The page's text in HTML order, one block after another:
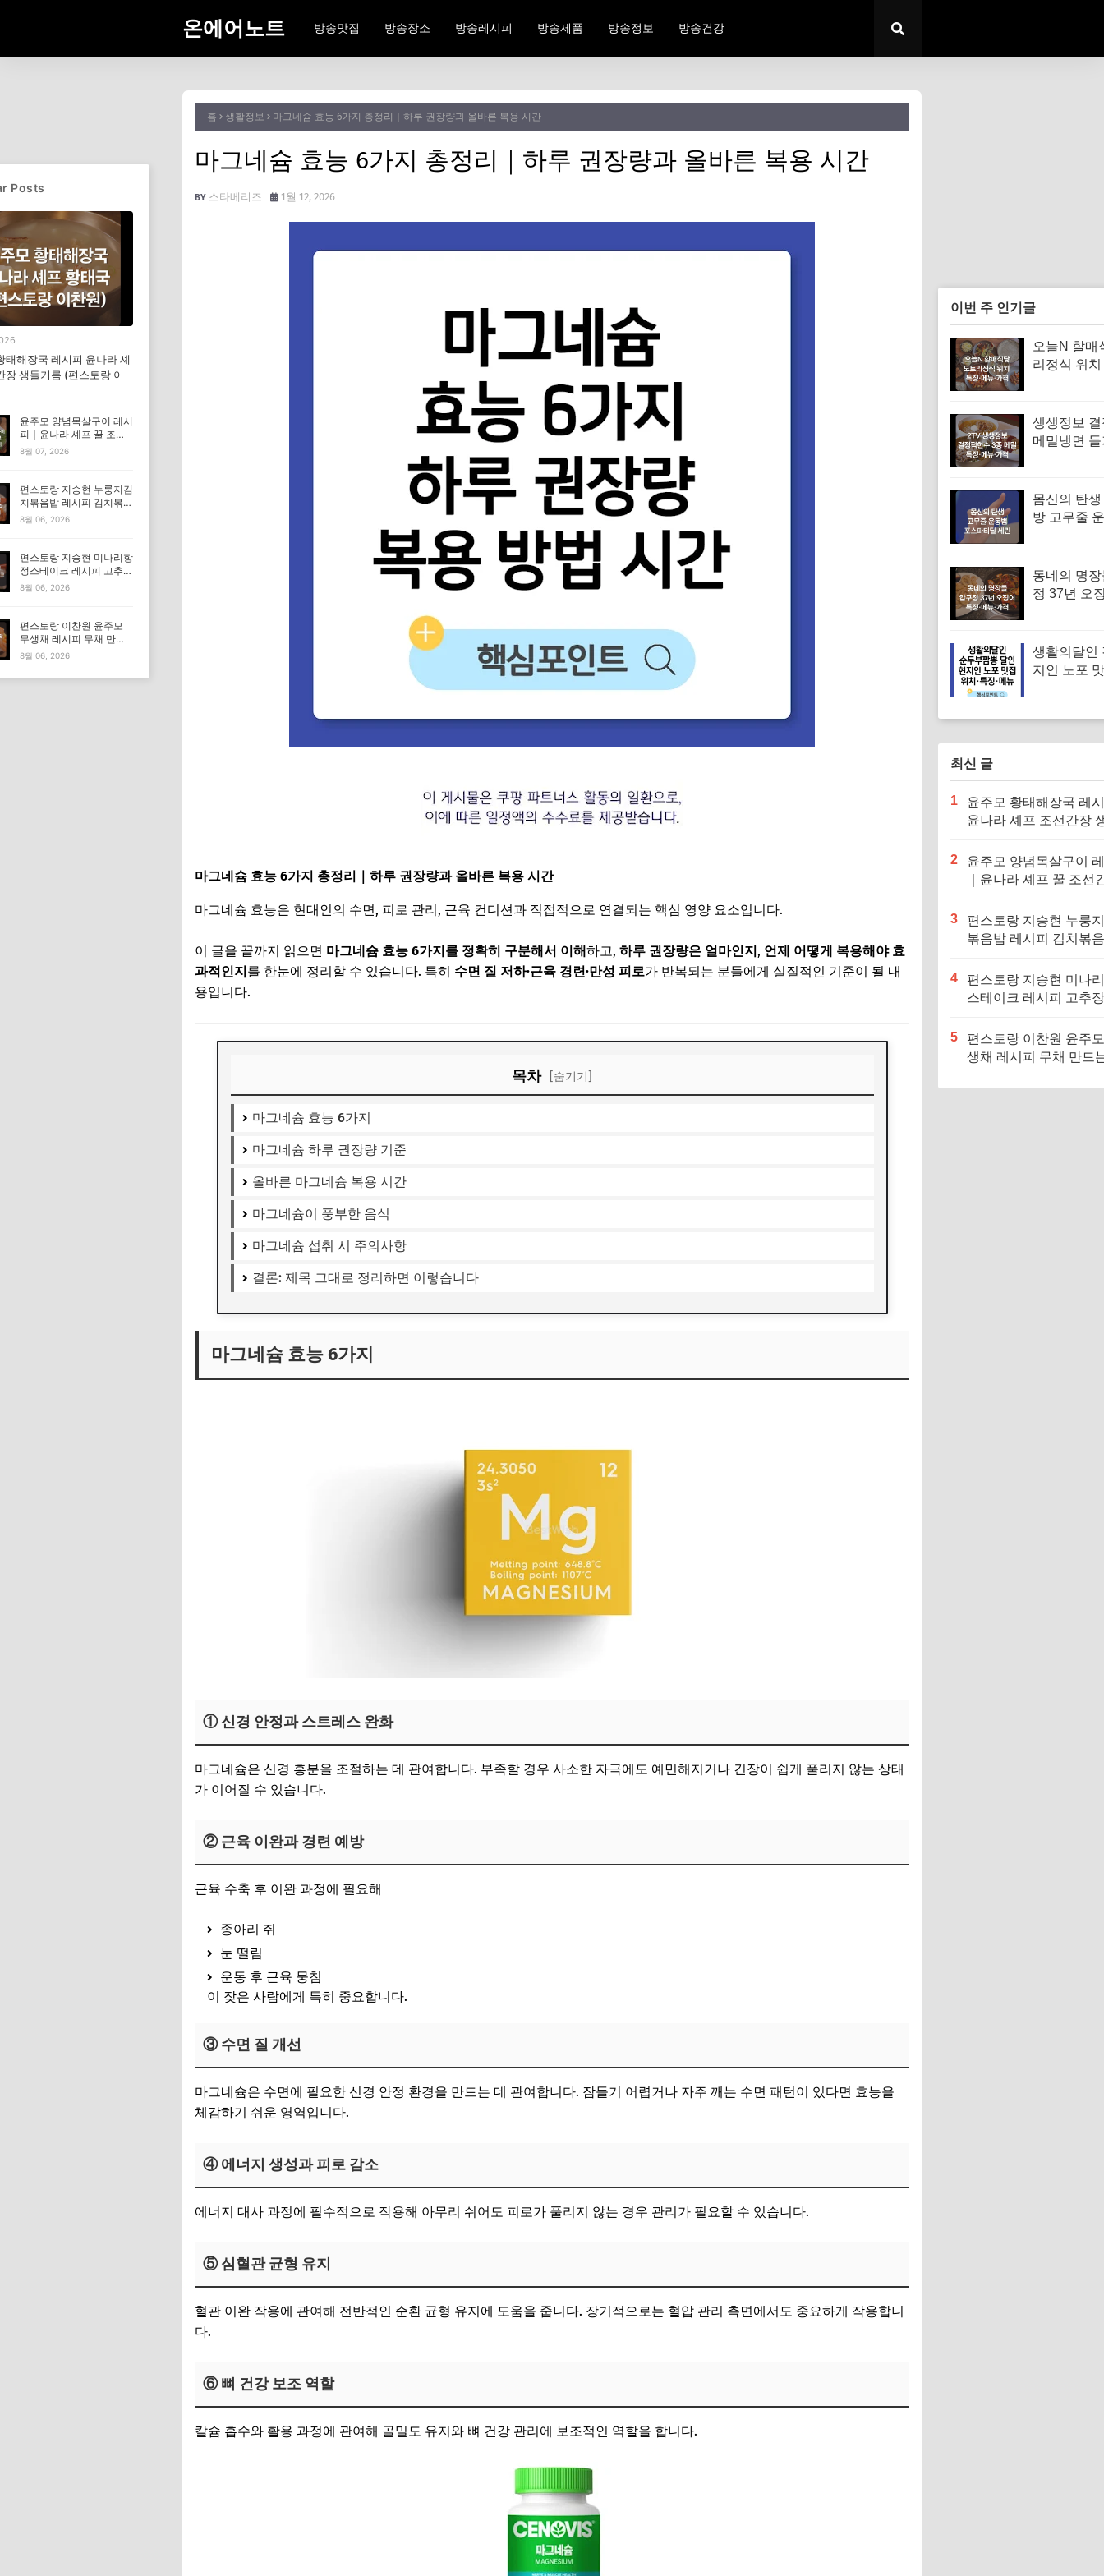
온에어노트 방송맛집 방송장소 방송레시피 방송제품 방송정보 방송건강
홈 생활정보 마그네슘 효능 6가지 총정리｜하루 권장량과 올바른 복용 시간
마그네슘 효능 6가지 총정리｜하루 권장량과 올바른 복용 시간
스타베리즈 1월 12, 2026
마그네슘 효능 6가지 총정리｜하루 권장량과 올바른 복용 시간
마그네슘 효능은 현대인의 수면, 피로 관리, 근육 컨디션과 직접적으로 연결되는 핵심 영양 요소입니다.
이 글을 끝까지 읽으면 마그네슘 효능 6가지를 정확히 구분해서 이해하고, 하루 권장량은 얼마인지, 언제 어떻게 복용해야 효
과적인지를 한눈에 정리할 수 있습니다. 특히 수면 질 저하·근육 경련·만성 피로가 반복되는 분들에게 실질적인 기준이 될 내
용입니다.
목차 [숨기기]
마그네슘 효능 6가지
마그네슘 하루 권장량 기준
올바른 마그네슘 복용 시간
마그네슘이 풍부한 음식
마그네슘 섭취 시 주의사항
결론: 제목 그대로 정리하면 이렇습니다
마그네슘 효능 6가지
① 신경 안정과 스트레스 완화
마그네슘은 신경 흥분을 조절하는 데 관여합니다. 부족할 경우 사소한 자극에도 예민해지거나 긴장이 쉽게 풀리지 않는 상태
가 이어질 수 있습니다.
② 근육 이완과 경련 예방
근육 수축 후 이완 과정에 필요해
종아리 쥐
눈 떨림
운동 후 근육 뭉침
이 잦은 사람에게 특히 중요합니다.
③ 수면 질 개선
마그네슘은 수면에 필요한 신경 안정 환경을 만드는 데 관여합니다. 잠들기 어렵거나 자주 깨는 수면 패턴이 있다면 효능을
체감하기 쉬운 영역입니다.
④ 에너지 생성과 피로 감소
에너지 대사 과정에 필수적으로 작용해 아무리 쉬어도 피로가 풀리지 않는 경우 관리가 필요할 수 있습니다.
⑤ 심혈관 균형 유지
혈관 이완 작용에 관여해 전반적인 순환 균형 유지에 도움을 줍니다. 장기적으로는 혈압 관리 측면에서도 중요하게 작용합니
다.
⑥ 뼈 건강 보조 역할
칼슘 흡수와 활용 과정에 관여해 골밀도 유지와 뼈 건강 관리에 보조적인 역할을 합니다.
이번 주 인기글
오늘N 할매
리정식 위
생생정보
메밀냉면
격
몸신의 탄
방 고무줄
동네의 명
정 37년 오
음 특징·메
생활의달인
지인 노포
격
최신 글
1
윤주모 황태해장국 레
윤나라 셰프 조선간장
2
윤주모 양념목살구이
｜윤나라 셰프 꿀 조선
3
편스토랑 지승현 누룽
볶음밥 레시피 김치볶
4
편스토랑 지승현 미나
스테이크 레시피 고추
5
편스토랑 이찬원 윤주
생채 레시피 무채 만드
Posts
태해장국 레시피 윤나라 셰
장 생들기름 (편스토랑 이
윤주모 양념목살구이 레시
피｜윤나라 셰프 꿀 조선
간장 정보 (편스토랑 이찬
8월 07, 2026
편스토랑 지승현 누룽지김
치볶음밥 레시피 김치볶음
밥 만드는법
8월 06, 2026
편스토랑 지승현 미나리항
정스테이크 레시피 고추장
마요소스 만드는법
8월 06, 2026
편스토랑 이찬원 윤주모
무생채 레시피 무채 만드
는법
8월 06, 2026